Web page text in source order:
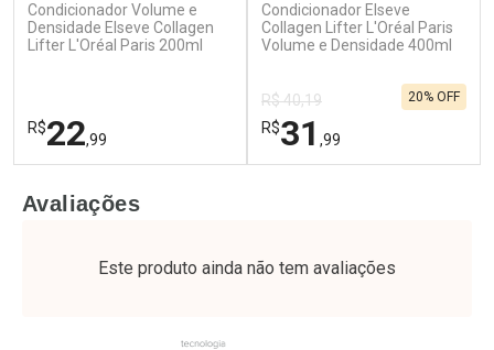
Ativar Desconto
Comprar sem Desconto
Ativar Desconto
Por R$ 37,25/cada
Comprar sem Desconto
Condicionador Volume e
Densidade Elseve Collagen
Lifter L'Oréal Paris 200ml
R$22,99
Laboratório
Por Menos
Condicionador Elseve
Collagen Lifter L'Oréal Paris
Volume e Densidade 400ml
R$ 40,19
R$31 ,99
20% OFF
Laboratório
Por Menos
Avaliações
Este produto ainda não tem avaliações